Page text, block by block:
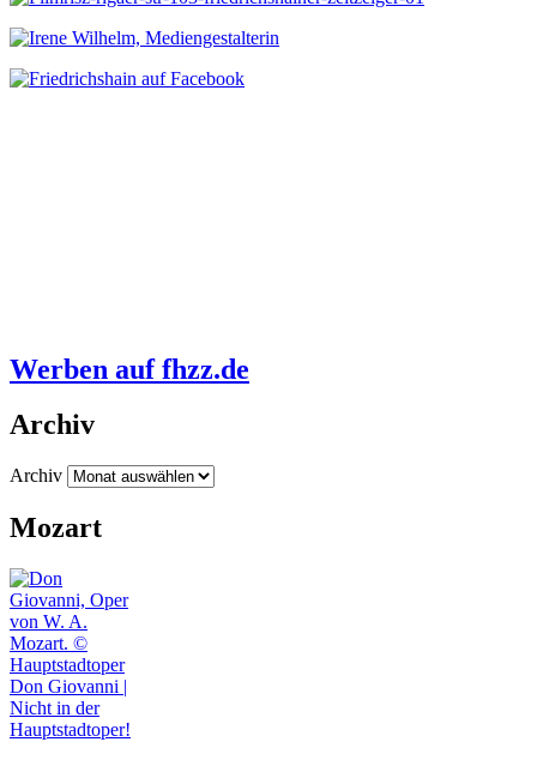
Werben auf fhzz.de
Archiv
Archiv
Mozart
Don Giovanni |
Nicht in der
Hauptstadtoper!